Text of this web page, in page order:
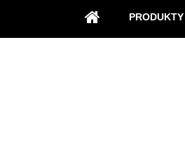
ÚVOD
PRODUKTY